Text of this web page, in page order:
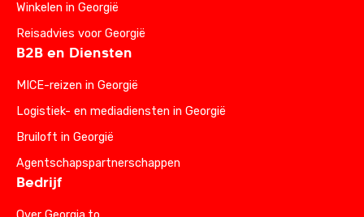
Winkelen in Georgië
Reisadvies voor Georgië
B2B en Diensten
MICE-reizen in Georgië
Logistiek- en mediadiensten in Georgië
Bruiloft in Georgië
Agentschapspartnerschappen
Bedrijf